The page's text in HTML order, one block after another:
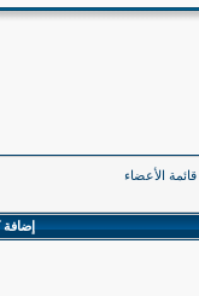
قائمة الأعضاء
إضافة